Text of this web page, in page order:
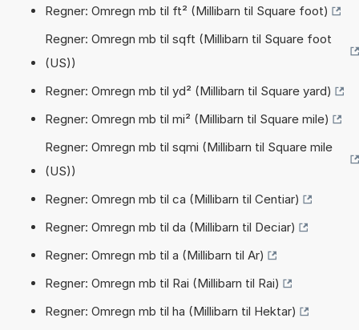
Regner: Omregn mb til ft² (Millibarn til Square foot)
Regner: Omregn mb til sqft (Millibarn til Square foot
(US))
Regner: Omregn mb til yd² (Millibarn til Square yard)
Regner: Omregn mb til mi² (Millibarn til Square mile)
Regner: Omregn mb til sqmi (Millibarn til Square mile
(US))
Regner: Omregn mb til ca (Millibarn til Centiar)
Regner: Omregn mb til da (Millibarn til Deciar)
Regner: Omregn mb til a (Millibarn til Ar)
Regner: Omregn mb til Rai (Millibarn til Rai)
Regner: Omregn mb til ha (Millibarn til Hektar)